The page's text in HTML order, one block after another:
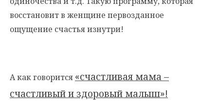
восстановит в женщине первозданное
ощущение счастья изнутри!
А как говорится «счастливая мама –
счастливый и здоровый малыш»!